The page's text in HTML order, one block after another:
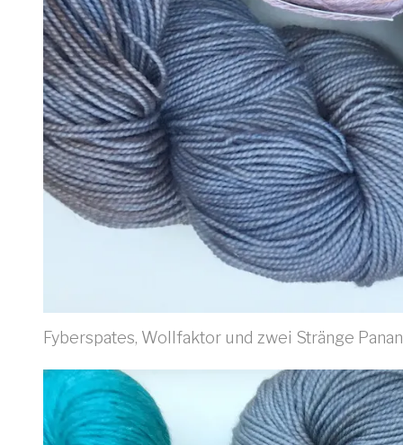
Fyberspates, Wollfaktor und zwei Stränge